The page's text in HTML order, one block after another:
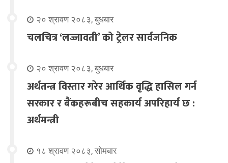
२० श्रावण २०८३, बुधबार
चलचित्र ‘लज्जावती’ को ट्रेलर सार्वजनिक
२० श्रावण २०८३, बुधबार
अर्थतन्त्र विस्तार गरेर आर्थिक वृद्धि हासिल गर्न
सरकार र बैंकहरूबीच सहकार्य अपरिहार्य छ :
अर्थमन्त्री
१८ श्रावण २०८३, सोमबार